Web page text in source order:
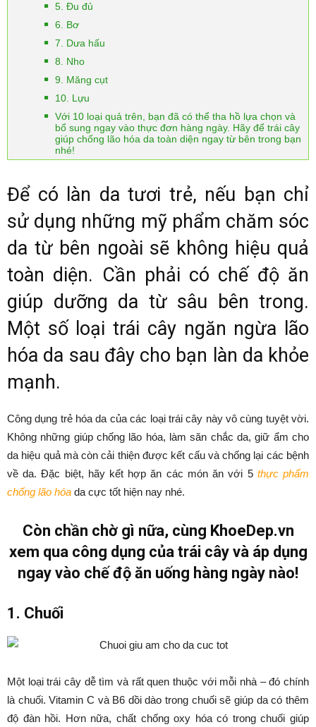
5. Đu đủ
6. Bơ
7. Dưa hấu
8. Nho
9. Măng cụt
10. Lựu
Với 10 loại quả trên, bạn đã có thể tha hồ lựa chọn và
bổ sung ngay vào thực đơn hàng ngày. Hãy để trái cây
giúp chống lão hóa da toàn diện ngay từ bên trong bạn
nhé!
Để có làn da tươi trẻ, nếu bạn chỉ
sử dụng những mỹ phẩm chăm sóc
da từ bên ngoài sẽ không hiệu quả
toàn diện. Cần phải có chế độ ăn
giúp dưỡng da từ sâu bên trong.
Một số loại trái cây ngăn ngừa lão
hóa da sau đây cho bạn làn da khỏe
mạnh.
Công dụng trẻ hóa da của các loại trái cây này vô cùng tuyệt vời.
Không những giúp chống lão hóa, làm săn chắc da, giữ ẩm cho
da hiệu quả mà còn cải thiện được kết cấu và chống lại các bệnh
về da. Đặc biệt, hãy kết hợp ăn các món ăn với 5 thực phẩm
chống lão hóa da cực tốt hiện nay nhé.
Còn chần chờ gì nữa, cùng KhoeDep.vn
xem qua công dụng của trái cây và áp dụng
ngay vào chế độ ăn uống hàng ngày nào!
1. Chuối
Một loại trái cây dễ tìm và rất quen thuộc với mỗi nhà – đó chính
là chuối. Vitamin C và B6 dồi dào trong chuối sẽ giúp da có thêm
độ đàn hồi. Hơn nữa, chất chống oxy hóa có trong chuối giúp